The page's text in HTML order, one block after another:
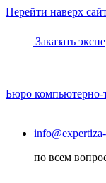
Перейти наверх
Заказать
Бюро компьютерно-
по всем